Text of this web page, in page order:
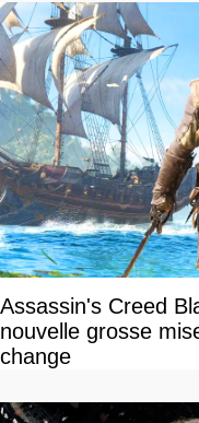
Assassin's Creed
nouvelle grosse
change